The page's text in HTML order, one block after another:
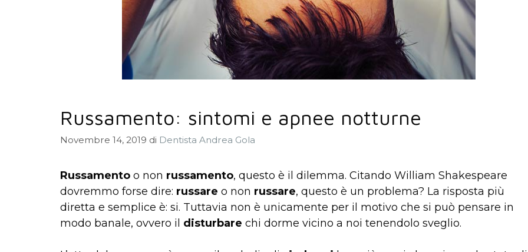
Russamento: sintomi e apnee notturne
Novembre 14, 2019 di Dentista Andrea Gola
Russamento o non russamento, questo è il dilemma. Citando William Shakespeare
dovremmo forse dire: russare o non russare, questo è un problema? La risposta più
diretta e semplice è: si. Tuttavia non è unicamente per il motivo che si può pensare in
modo banale, ovvero il disturbare chi dorme vicino a noi tenendolo sveglio.